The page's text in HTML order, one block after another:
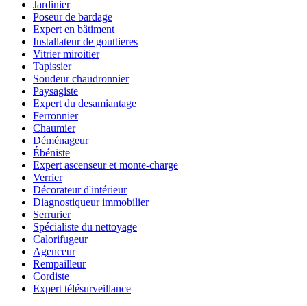
Jardinier
Poseur de bardage
Expert en bâtiment
Installateur de gouttieres
Vitrier miroitier
Tapissier
Soudeur chaudronnier
Paysagiste
Expert du desamiantage
Ferronnier
Chaumier
Déménageur
Ébéniste
Expert ascenseur et monte-charge
Verrier
Décorateur d'intérieur
Diagnostiqueur immobilier
Serrurier
Spécialiste du nettoyage
Calorifugeur
Agenceur
Rempailleur
Cordiste
Expert télésurveillance